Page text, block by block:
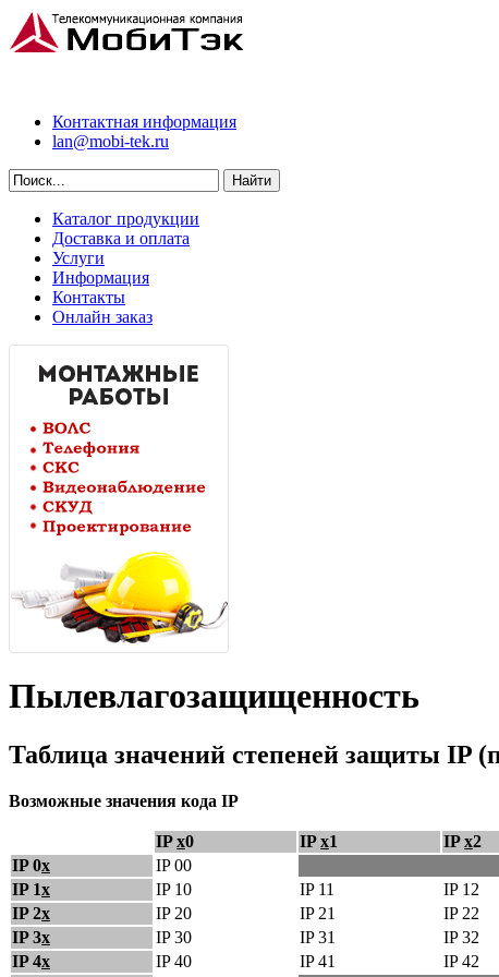
Контактная информация
lan@mobi-tek.ru
Каталог продукции
Доставка и оплата
Услуги
Информация
Контакты
Онлайн заказ
Пылевлагозащищенность
Таблица значений степеней защиты IP
Возможные значения кода IP
IPx0 IPx1 IPx2
IP 0x
IP 00
IP 1x IP 10 IP 11
IP 12
IP 2x IP 20 IP 21 IP 22
IP 3x IP 30 IP 31 IP 32
IP 4x IP 40 IP 41 IP 42